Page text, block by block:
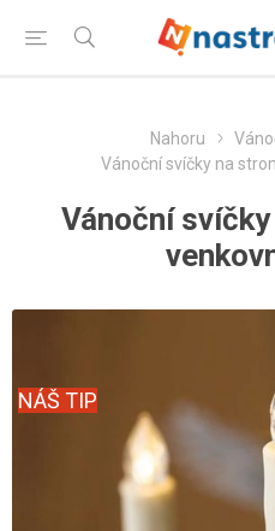
Nahoru
Vánoční svíčky na
Vánoční
NÁŠ TIP